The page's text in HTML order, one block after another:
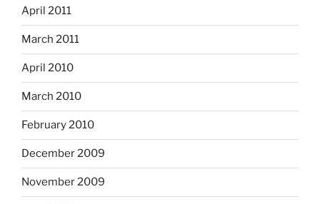
April 2011
March 2011
April 2010
March 2010
February 2010
December 2009
November 2009